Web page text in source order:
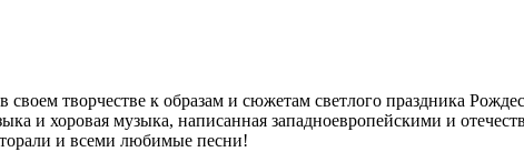
творчестве к образам и сюжетам светлого праздника
и хоровая музыка, написанная западноевропейскими и
и всеми любимые песни!